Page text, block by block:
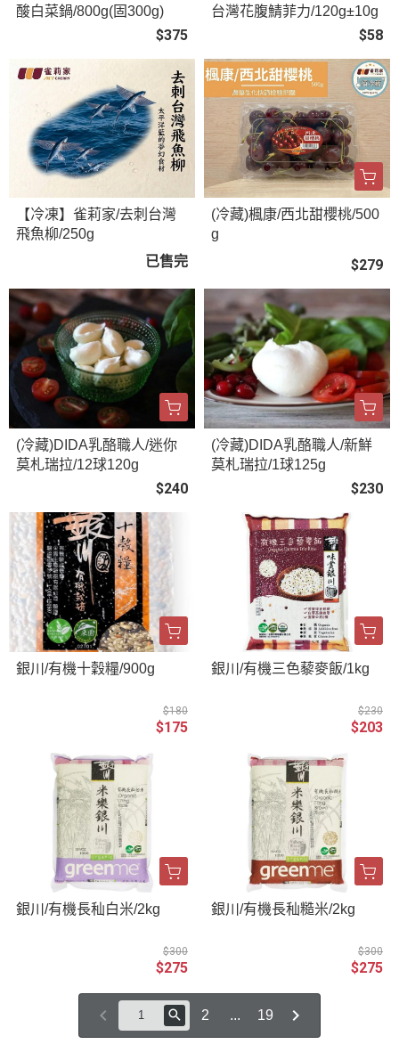
酸白菜鍋/800g(固300g)
$375
台灣花腹鯖菲力/120g±10g
$58
【冷凍】雀莉家/去刺台灣
飛魚柳/250g
已售完
(冷藏)楓康/西北甜櫻桃/500
g
$279
(冷藏)DIDA乳酪職人/迷你
莫札瑞拉/12球120g
$240
(冷藏)DIDA乳酪職人/新鮮
莫札瑞拉/1球125g
$230
銀川/有機十穀糧/900g
$180
$175
銀川/有機三色藜麥飯/1kg
$230
$203
銀川/有機長秈白米/2kg
$300
$275
銀川/有機長秈糙米/2kg
$300
$275
2 ... 19